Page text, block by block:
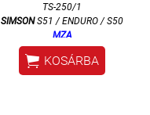
TS-250/1
SIMSONS51 / ENDURO / S50
MZA
 KOSÁRBA